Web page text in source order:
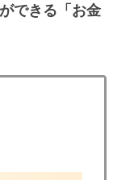
できる「お金